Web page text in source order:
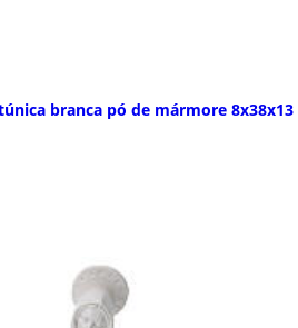
branca pó de mármore 8x38x13